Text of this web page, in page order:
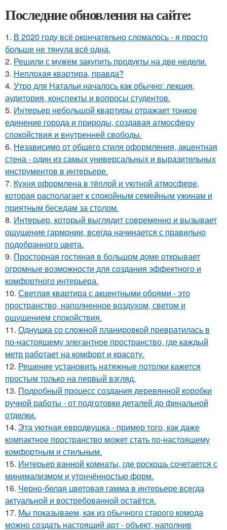
Последние обновления на сайте:
1. В 2020 году всё окончательно сломалось - я просто
больше не тянула всё одна.
2. Решили с мужем закупить продукты на две недели.
3. Неплохая квартира, правда?
4. Утро для Натальи началось как обычно: лекция,
аудитория, конспекты и вопросы студентов.
5. Интерьер небольшой квартиры отражает тонкое
единение города и природы, создавая атмосферу
спокойствия и внутренней свободы.
6. Независимо от общего стиля оформления, акцентная
стена - один из самых универсальных и выразительных
инструментов в интерьере.
7. Кухня оформлена в тёплой и уютной атмосфере,
которая располагает к спокойным семейным ужинам и
приятным беседам за столом.
8. Интерьер, который выглядит современно и вызывает
ощущение гармонии, всегда начинается с правильно
подобранного цвета.
9. Просторная гостиная в большом доме открывает
огромные возможности для создания эффектного и
комфортного интерьера.
10. Светлая квартира с акцентными обоями - это
пространство, наполненное воздухом, светом и
ощущением спокойствия.
11. Однушка со сложной планировкой превратилась в
по-настоящему элегантное пространство, где каждый
метр работает на комфорт и красоту.
12. Решение установить натяжные потолки кажется
простым только на первый взгляд.
13. Подробный процесс создания деревянной коробки
ручной работы - от подготовки деталей до финальной
отделки.
14. Эта уютная евродвушка - пример того, как даже
компактное пространство может стать по-настоящему
комфортным и стильным.
15. Интерьер ванной комнаты, где роскошь сочетается с
минимализмом и утончённостью форм.
16. Черно-белая цветовая гамма в интерьере всегда
актуальной и востребованной остаётся.
17. Мы показываем, как из обычного старого комода
можно создать настоящий арт - объект, наполнив